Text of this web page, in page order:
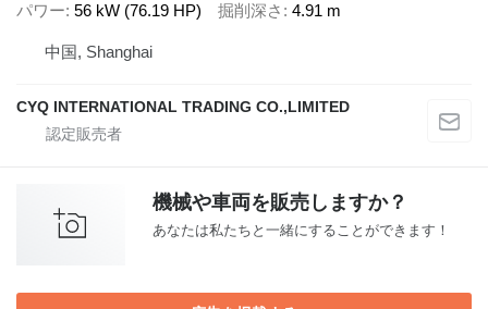
パワー 56 kW (76.19 HP) 掘削深さ 4.91 m
中国, Shanghai
CYQ INTERNATIONAL TRADING CO.,LIMITED
機械や車両を販売しますか？
あなたは私たちと一緒にすることができます！